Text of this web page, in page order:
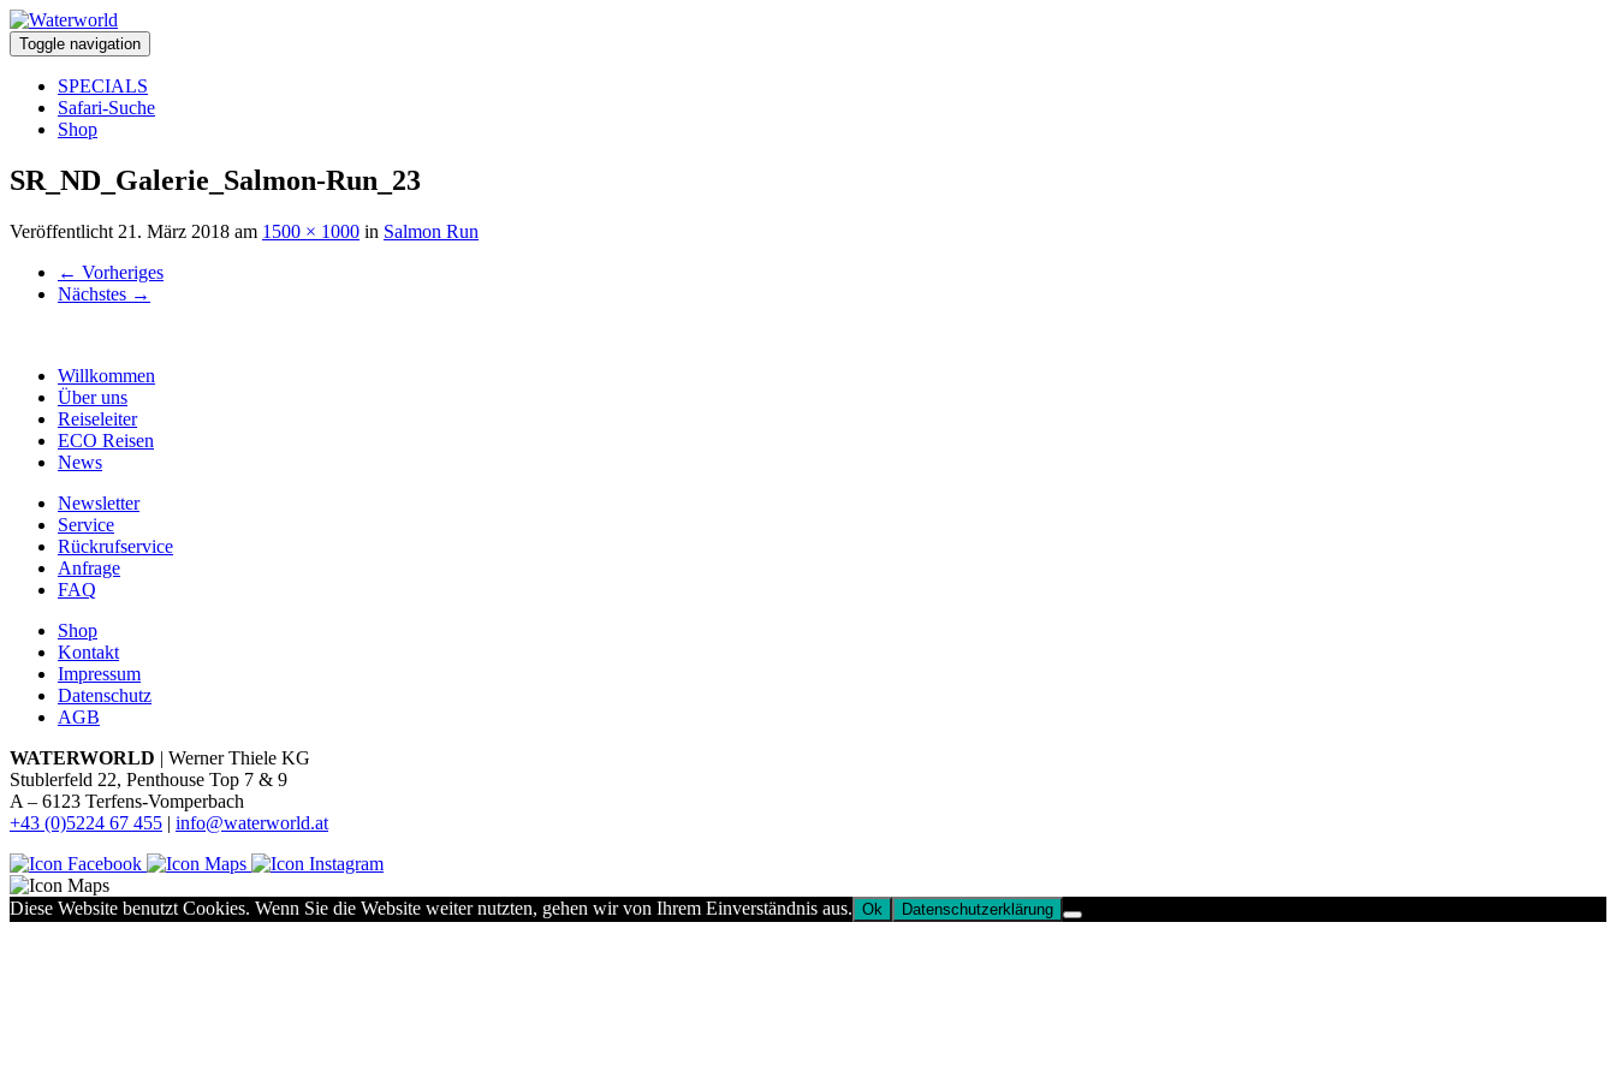
Toggle navigation
SPECIALS
Safari-Suche
Shop
SR_ND_Galerie_Salmon-Run_23
Veröffentlicht 21. März 2018 am 1500 × 1000 in Salmon Run
← Vorheriges
Nächstes →
Willkommen
Über uns
Reiseleiter
ECO Reisen
News
Newsletter
Service
Rückrufservice
Anfrage
FAQ
Shop
Kontakt
Impressum
Datenschutz
AGB
WATERWORLD | Werner Thiele KG
Stublerfeld 22, Penthouse Top 7 & 9
A – 6123 Terfens-Vomperbach
+43 (0)5224 67 455 | info@waterworld.at
Diese Website benutzt Cookies. Wenn Sie die Website weiter nutzten, gehen wir von Ihrem Einverständnis aus. Ok Datenschutzerklärung